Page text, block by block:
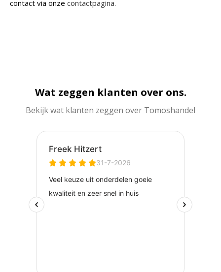
contact via onze contactpagina.
Wat zeggen klanten over ons.
Bekijk wat klanten zeggen over Tomoshandel